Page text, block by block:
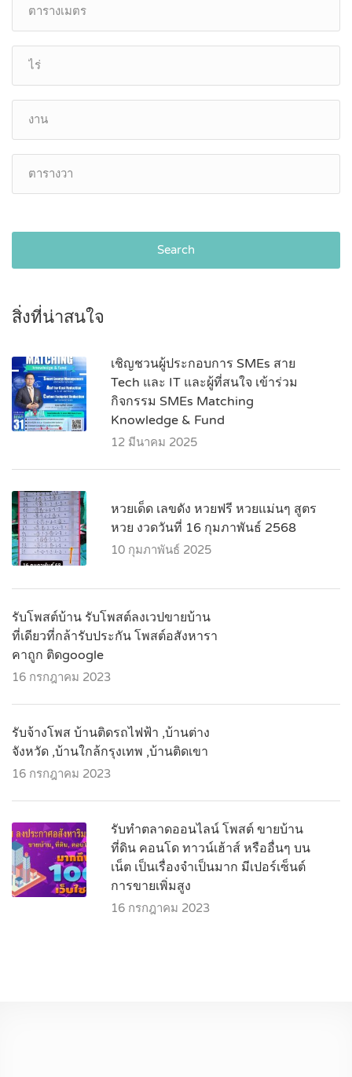
Search
สิ่งที่น่าสนใจ
เชิญชวนผู้ประกอบการ SMEs สาย
Tech และ IT และผู้ที่สนใจ เข้าร่วม
กิจกรรม SMEs Matching
Knowledge & Fund
12 มีนาคม 2025
หวยเด็ด เลขดัง หวยฟรี หวยแม่นๆ สูตร
หวย งวดวันที่ 16 กุมภาพันธ์ 2568
10 กุมภาพันธ์ 2025
รับโพสต์บ้าน รับโพสต์ลงเวปขายบ้าน
ที่เดียวที่กล้ารับประกัน โพสต์อสังหารา
คาถูก ติดgoogle
16 กรกฎาคม 2023
รับจ้างโพส บ้านติดรถไฟฟ้า ,บ้านต่าง
จังหวัด ,บ้านใกล้กรุงเทพ ,บ้านติดเขา
16 กรกฎาคม 2023
รับทำตลาดออนไลน์ โพสต์ ขายบ้าน
ที่ดิน คอนโด ทาวน์เฮ้าส์ หรืออื่นๆ บน
เน็ต เป็นเรื่องจำเป็นมาก มีเปอร์เซ็นต์
การขายเพิ่มสูง
16 กรกฎาคม 2023